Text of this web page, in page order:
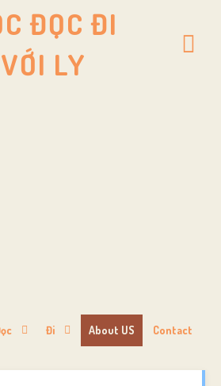
ĐỌC ĐI
VỚI LY
Đi About US Contact